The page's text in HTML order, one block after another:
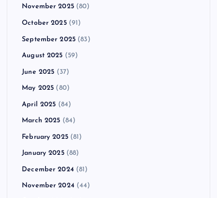
November 2025(80)
October 2025(91)
September 2025 (83)
August 2025 (59)
June 2025 (37)
May 2025 (80)
April 2025 (84)
March 2025 (84)
February 2025(81)
January 2025(88)
December 2024 (81)
November 2024 (44)